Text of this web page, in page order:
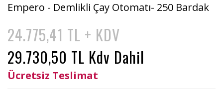
Empero - Demlikli Çay Otomatı- 250 Bardak
24.775,41 TL + KDV
29.730,50 TL Kdv Dahil
Ücretsiz Teslimat